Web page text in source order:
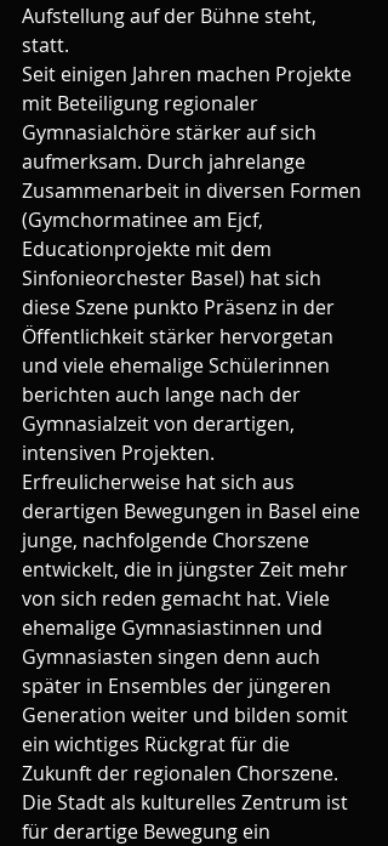
Aufstellung auf der Bühne steht,
statt.
Seit einigen Jahren machen Projekte
mit Beteiligung regionaler
Gymnasialchöre stärker auf sich
aufmerksam. Durch jahrelange
Zusammenarbeit in diversen Formen
(Gymchormatinee am Ejcf,
Educationprojekte mit dem
Sinfonieorchester Basel) hat sich
diese Szene punkto Präsenz in der
Öffentlichkeit stärker hervorgetan
und viele ehemalige Schülerinnen
berichten auch lange nach der
Gymnasialzeit von derartigen,
intensiven Projekten.
Erfreulicherweise hat sich aus
derartigen Bewegungen in Basel eine
junge, nachfolgende Chorszene
entwickelt, die in jüngster Zeit mehr
von sich reden gemacht hat. Viele
ehemalige Gymnasiastinnen und
Gymnasiasten singen denn auch
später in Ensembles der jüngeren
Generation weiter und bilden somit
ein wichtiges Rückgrat für die
Zukunft der regionalen Chorszene.
Die Stadt als kulturelles Zentrum ist
für derartige Bewegung ein